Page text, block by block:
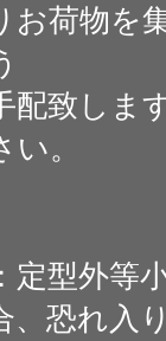
お荷物を
配致しま
。
定型外等
、恐れ入